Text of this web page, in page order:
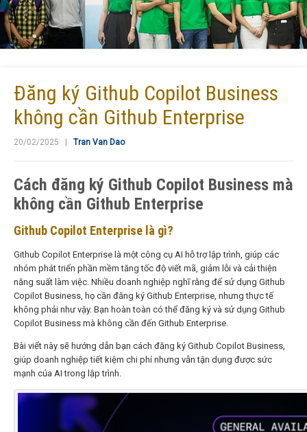
Đăng ký Github Copilot Business
không cần Github Enterprise
20/02/2025 | Tran Van Dao
Cách đăng ký Github Copilot Business mà
không cần Github Enterprise
Github Copilot Enterprise là gì?
Github Copilot Enterprise là một công cụ AI hỗ trợ lập trình, giúp các
nhóm phát triển phần mềm tăng tốc độ viết mã, giảm lỗi và cải thiện
năng suất làm việc. Nhiều doanh nghiệp nghĩ rằng để sử dụng Github
Copilot Business, họ cần đăng ký Github Enterprise, nhưng thực tế
không phải như vậy. Bạn hoàn toàn có thể đăng ký và sử dụng Github
Copilot Business mà không cần đến Github Enterprise.
Bài viết này sẽ hướng dẫn bạn cách đăng ký Github Copilot Business,
giúp doanh nghiệp tiết kiệm chi phí nhưng vẫn tận dụng được sức
mạnh của AI trong lập trình.